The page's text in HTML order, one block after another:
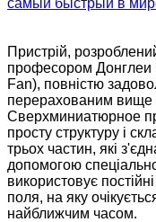
Пристрій,
професором
Fan), повністю
перерахованим вище
Сверхминиатюрное
просту структуру і
трьох частин, які
допомогою
використовує постійні
поля, на яку
найближчим часом.